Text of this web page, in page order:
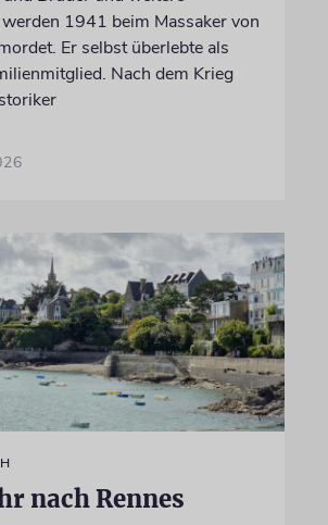
1941 beim Massaker von
Er selbst überlebte als
Nach dem Krieg
nach Rennes